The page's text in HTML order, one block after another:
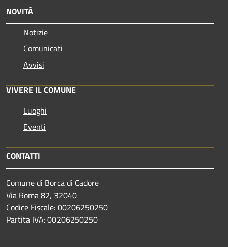
NOVITÀ
Notizie
Comunicati
Avvisi
VIVERE IL COMUNE
Luoghi
Eventi
CONTATTI
Comune di Borca di Cadore
Via Roma 82, 32040
Codice Fiscale: 00206250250
Partita IVA: 00206250250